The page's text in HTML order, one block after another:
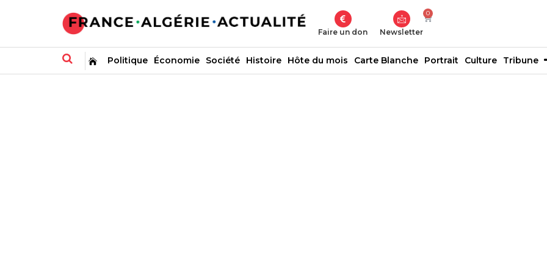
Faire un don Newsletter
0
Politique Économie Société Histoire Hôte du mois Carte Blanche Portrait Culture Tribune